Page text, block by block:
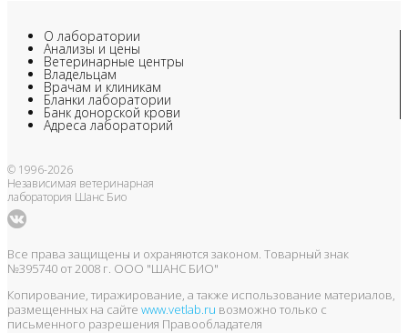
О лаборатории
Анализы и цены
Ветеринарные центры
Владельцам
Врачам и клиникам
Бланки лаборатории
Банк донорской крови
Адреса лабораторий
© 1996-2026
Независимая ветеринарная
лаборатория Шанс Био
Все права защищены и охраняются законом. Товарный знак
№395740 от 2008 г. ООО "ШАНС БИО"
Копирование, тиражирование, а также использование материалов,
размещенных на сайте www.vetlab.ru возможно только с
письменного разрешения Правообладателя